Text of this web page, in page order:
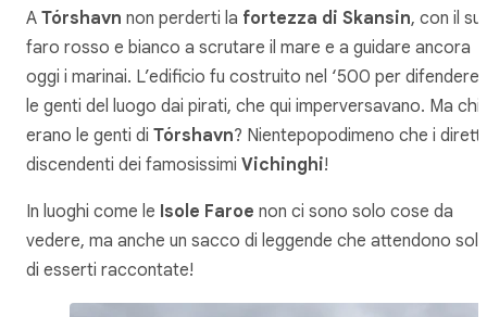
A Tórshavn non perderti la fortezza di Skansin, con il
faro rosso e bianco a scrutare il mare e a guidare ancora
oggi i marinai. L’edificio fu costruito nel ‘500 per difendere
le genti del luogo dai pirati, che qui imperversavano. Ma chi
erano le genti di Tórshavn? Nientepopodimeno che i diretti
discendenti dei famosissimi Vichinghi!
In luoghi come le Isole Faroe non ci sono solo cose da
vedere, ma anche un sacco di leggende che attendono
di esserti raccontate!